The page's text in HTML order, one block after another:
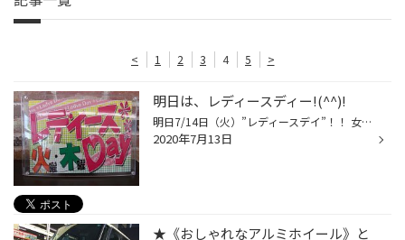
< 1 2 3 4 5 >
明日は、レディースディー!(^^)!
明日7/14日（火）”レディースデイ”！！ 女性の方にオイル交換がお得な火曜日です♪ さ・ら・に 女性のお客様限定！！ 商品ご購入で粗品をプレゼント！！ ※男性のお客様も女性同伴ならOKです♪ タグ：熊谷 行田 鴻巣 タイヤ オイル バッテリーなど
2020年7月13日
★《おしゃれなアルミホイール》と